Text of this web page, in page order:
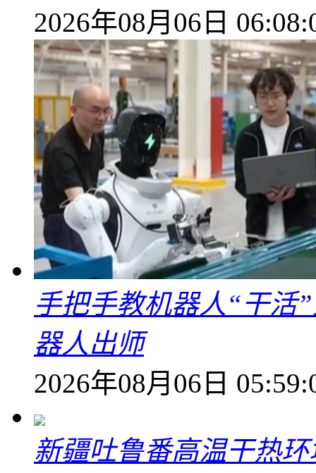
2026年08月06日
手把手教机器人“干活
器人出师
2026年08月06日
新疆吐鲁番高温干热